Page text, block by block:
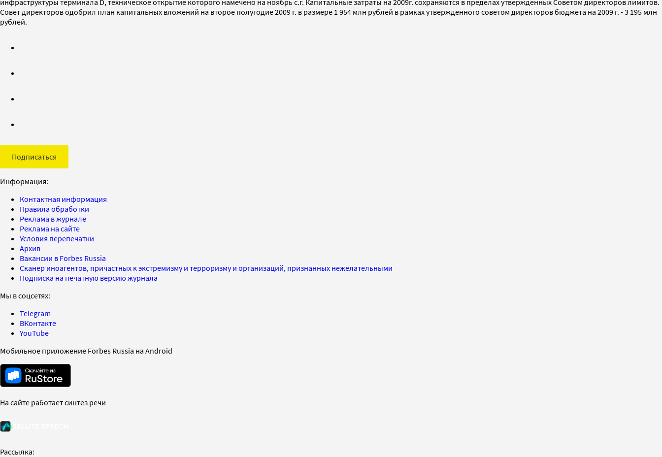
Совет директоров одобрил план капитальных вложений на второе полугодие 2009 г. в размере 1 954 млн рублей в рамках утвержденного советом директоров бюджета на 2009 г. - 3 195 млн
рублей.
Подписаться
Информация:
Контактная информация
Правила обработки
Реклама в журнале
Реклама на сайте
Условия перепечатки
Архив
Вакансии в Forbes Russia
Сканер иноагентов, причастных к экстремизму и терроризму и организаций, признанных нежелательными
Подписка на печатную версию журнала
Мы в соцсетях:
Telegram
ВКонтакте
YouTube
Мобильное приложение Forbes Russia на Android
На сайте работает синтез речи
Рассылка: